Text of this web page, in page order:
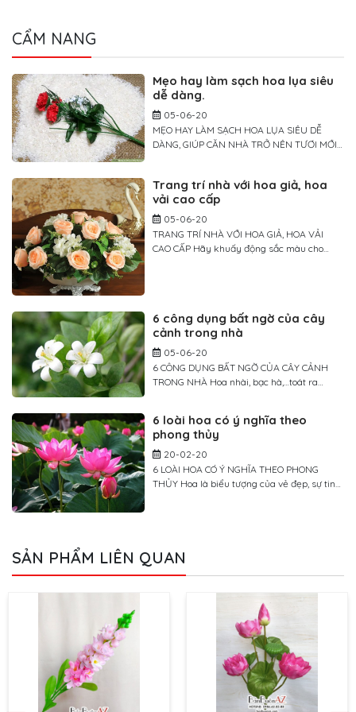
CẨM NANG
Mẹo hay làm sạch hoa lụa siêu
dễ dàng.
05-06-20
MẸO HAY LÀM SẠCH HOA LỤA SIÊU DỄ
DÀNG, GIÚP CĂN NHÀ TRỞ NÊN TƯƠI MỚI
cần được lau chùi để trông luôn sống động
và tươi mới. Để làm sạch sâu, bạn có thể
rửa hoa bằng nước hoặc […]
Trang trí nhà với hoa giả, hoa
vải cao cấp
05-06-20
TRANG TRÍ NHÀ VỚI HOA GIẢ, HOA VẢI
CAO CẤP Hãy khuấy động sắc màu cho
chúng ta lại rất ngại mua […]
6 công dụng bất ngờ của cây
cảnh trong nhà
05-06-20
6 CÔNG DỤNG BẤT NGỜ CỦA CÂY CẢNH
TRONG NHÀ Hoa nhài, bạc hà,…toát ra
không chỉ giúp bản thân tu tâm dưỡng tính,
mà còn có thể cải thiện môi trường trong
nhà và nâng cao vận thế của gia […]
6 loài hoa có ý nghĩa theo
phong thủy
20-02-20
6 LOÀI HOA CÓ Ý NGHĨA THEO PHONG
THỦY Hoa là biểu tượng của vẻ đẹp, sự tinh
[…]
SẢN PHẨM LIÊN QUAN